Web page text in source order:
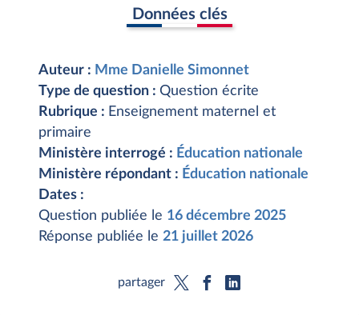
Données clés
Auteur : Mme Danielle Simonnet
Type de question : Question écrite
Rubrique : Enseignement maternel et
primaire
Ministère interrogé : Éducation nationale
Ministère répondant : Éducation nationale
Dates :
Question publiée le 16 décembre 2025
Réponse publiée le 21 juillet 2026
partager